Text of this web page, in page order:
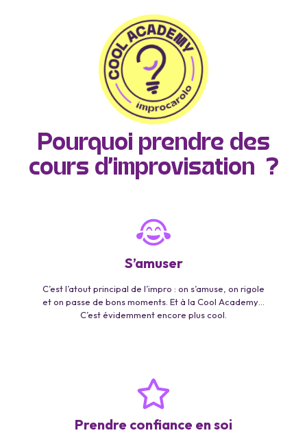
Pourquoi prendre des
cours d’improvisation ?
S’amuser
C’est l’atout principal de l’impro : on s’amuse, on rigole
et on passe de bons moments. Et à la Cool Academy…
C’est évidemment encore plus cool.
Prendre confiance en soi